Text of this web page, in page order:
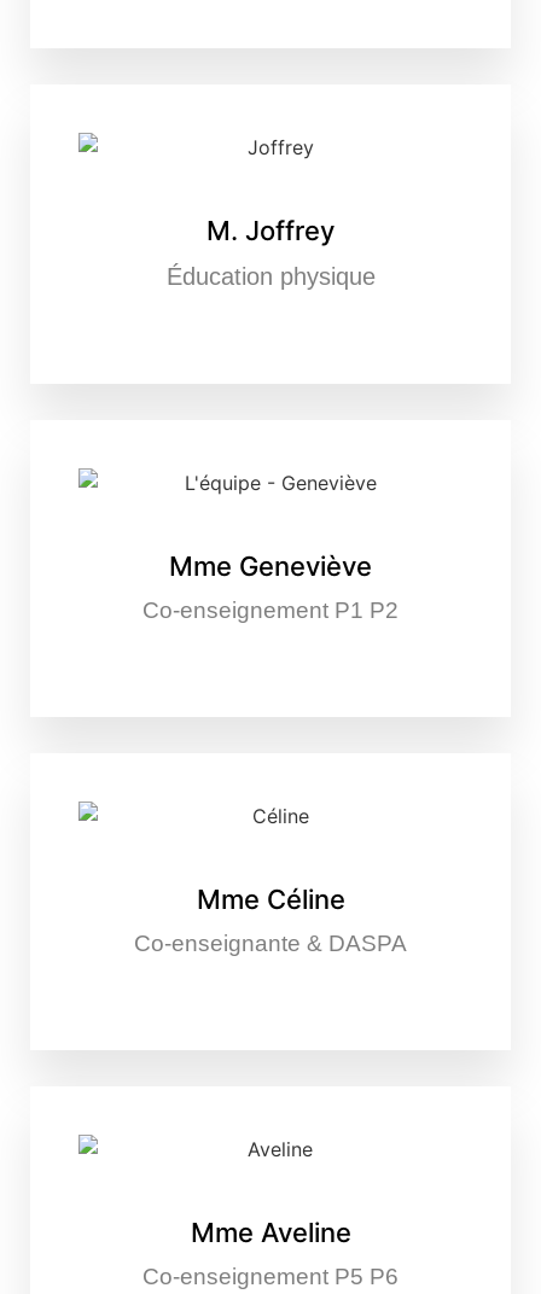
M. Joffrey
Éducation physique
Mme Geneviève
Co-enseignement P1 P2
Mme Céline
Co-enseignante & DASPA
Mme Aveline
Co-enseignement P5 P6